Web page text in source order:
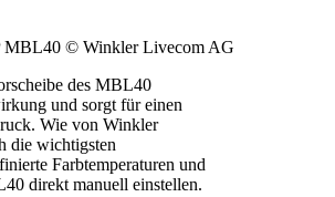
MBL40 © Winkler Livecom AG
des MBL40
und sorgt für einen
Wie von Winkler
die wichtigsten
Farbtemperaturen und
direkt manuell einstellen.